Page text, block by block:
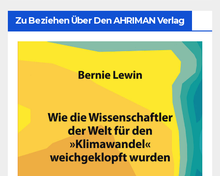
Zu Beziehen Über Den AHRIMAN Verlag